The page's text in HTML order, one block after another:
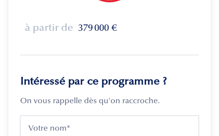
à partir de 379 000 €
Intéressé par ce programme ?
On vous rappelle dès qu'on raccroche.